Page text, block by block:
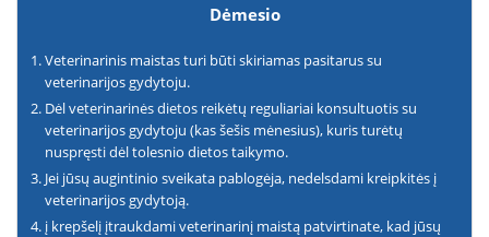
Dėmesio
Veterinarinis maistas turi būti skiriamas pasitarus su
veterinarijos gydytoju.
Dėl veterinarinės dietos reikėtų reguliariai konsultuotis su
veterinarijos gydytoju (kas šešis mėnesius), kuris turėtų
nuspręsti dėl tolesnio dietos taikymo.
Jei jūsų augintinio sveikata pablogėja, nedelsdami kreipkitės į
veterinarijos gydytoją.
į krepšelį įtraukdami veterinarinį maistą patvirtinate, kad jūsų